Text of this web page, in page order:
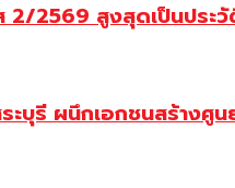
2569 สูงสุดเป็นประ
ะบุรี ผนึกเอกชนสร้างศู